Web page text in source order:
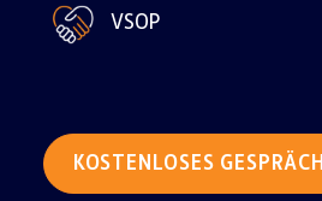
VSOP
KOSTENLOSES GESPRÄCH